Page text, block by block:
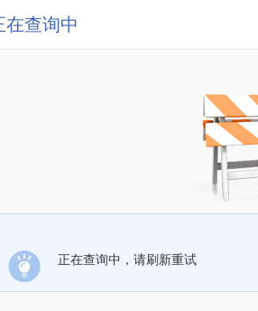
在查询中
正在查询中，请刷新重试